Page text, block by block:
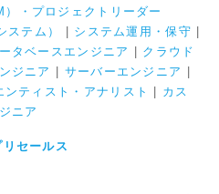
・プロジェクトリーダー
ステム） システム運用・保守
タベースエンジニア
クラウド
ジニア サーバーエンジニア
ンティスト・アナリスト
カス
ニア
セールス